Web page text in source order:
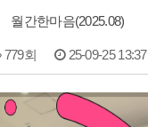
참여
월간한마음(2025.08)
779회 25-09-25 13:37